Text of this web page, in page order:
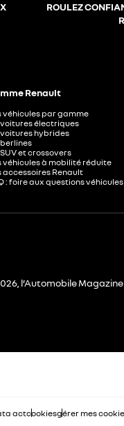
ROULEZ
Renault
véhicules par gamme
voitures électriques
voitures hybrides
et crossovers
véhicules à mobilité réduite
accessoires Renault​
: foire aux questions véhicules
l’Automobile Magazine
actcookiesgérer mes